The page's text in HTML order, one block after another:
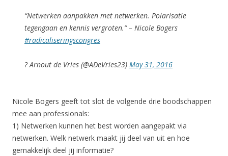
“Netwerken aanpakken met netwerken. Polarisatie
tegengaan en kennis vergroten.” – Nicole Bogers
#radicaliseringscongres
? Arnout de Vries (@ADeVries23) May 31, 2016
Nicole Bogers geeft tot slot de volgende drie boodschappen
mee aan professionals:
1) Netwerken kunnen het best worden aangepakt via
netwerken. Welk netwerk maakt jij deel van uit en hoe
gemakkelijk deel jij informatie?